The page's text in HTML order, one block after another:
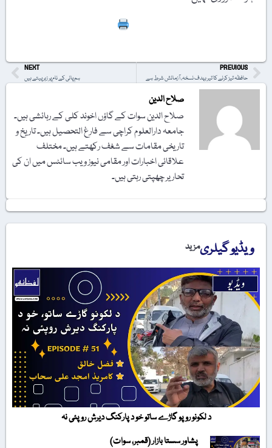
PREVIOUS
حافظہ تیز کرنے کا تیر بہدف نسخہ، آزمائش شرط ہے
NEXT
ہم پانی کے نام پر زہر پیتے ہیں
صلاح الدین
صلاح الدین سوات کے گاؤں اخوند کلی کے رہائشی ہیں۔
جامعہ دارالعلوم کراچی سے فارغ التحصیل ہیں۔ تاریخ و
تاریخی مقامات سے شغف رکھتے ہیں۔ مختلف
علاقائی اخبارات اور مقامی نیوز ویب سائٹس میں ان کی
تحاریر چھپتی رہتی ہیں۔
ویڈیو گیلریمزید
د لکونو روپو گاڑے ساتو خو د پارکنگ دیرش روپئی نہ
پشاور سستا بازار (قمبر، سوات)